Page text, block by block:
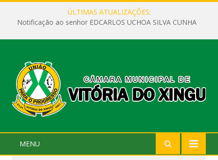
ÚLTIMAS ATUALIZAÇÕES:
Notificação ao senhor EDCARLOS UCHOA SILVA CUNHA
MENU